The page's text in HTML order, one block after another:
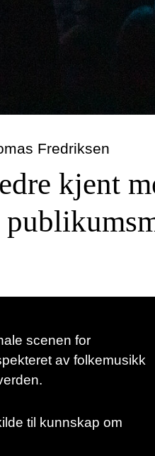
Fredriksen
kjent
scenen for
av folkemusikk
til kunnskap om